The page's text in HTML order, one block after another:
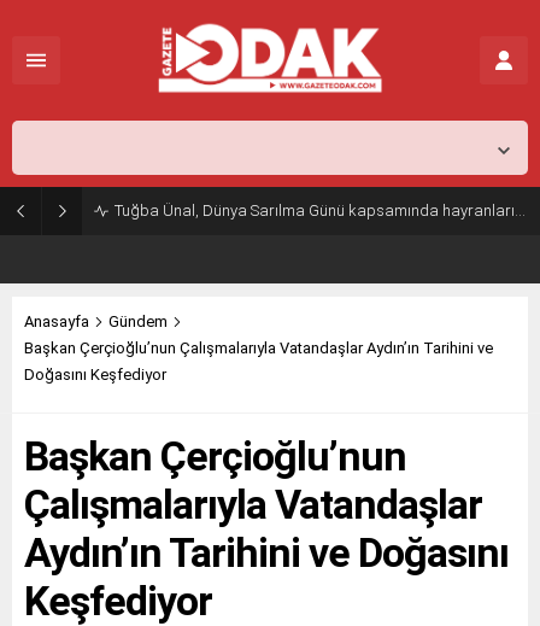
Tuğba Ünal, Dünya Sarılma Günü kapsamında hayranlarıyla buluştu
Anasayfa
Gündem
Başkan Çerçioğlu’nun Çalışmalarıyla Vatandaşlar Aydın’ın Tarihini ve
Doğasını Keşfediyor
Başkan Çerçioğlu’nun
Çalışmalarıyla Vatandaşlar
Aydın’ın Tarihini ve Doğasını
Keşfediyor